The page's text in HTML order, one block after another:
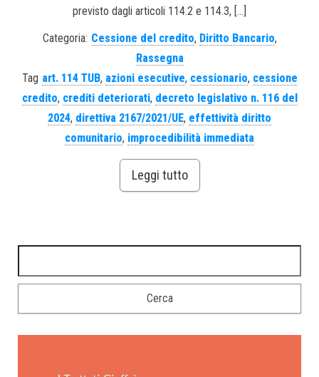
previsto dagli articoli 114.2 e 114.3, […]
Categoria: Cessione del credito, Diritto Bancario,
Rassegna
Tag art. 114 TUB, azioni esecutive, cessionario, cessione
credito, crediti deteriorati, decreto legislativo n. 116 del
2024, direttiva 2167/2021/UE, effettività diritto
comunitario, improcedibilità immediata
Leggi tutto